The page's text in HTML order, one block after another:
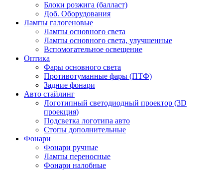
Блоки розжига (балласт)
Доб. Оборудования
Лампы галогеновые
Лампы основного света
Лампы основного света, улучшенные
Вспомогательное освещение
Оптика
Фары основного света
Противотуманные фары (ПТФ)
Задние фонари
Авто стайлинг
Логотипный светодиодный проектор (3D
проекция)
Подсветка логотипа авто
Стопы дополнительные
Фонари
Фонари ручные
Лампы переносные
Фонари налобные